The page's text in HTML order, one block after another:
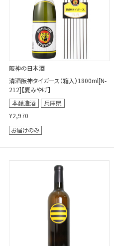
阪神の日本酒
清酒阪神タイガース（箱入）1800ml[N-
212]【夏みやげ】
¥2,970